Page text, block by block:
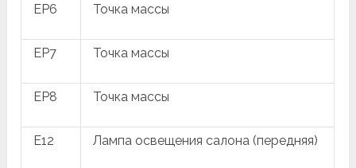
EP6 Точка массы
EP7 Точка массы
EP8 Точка массы
E12 Лампа освещения салона (передняя)